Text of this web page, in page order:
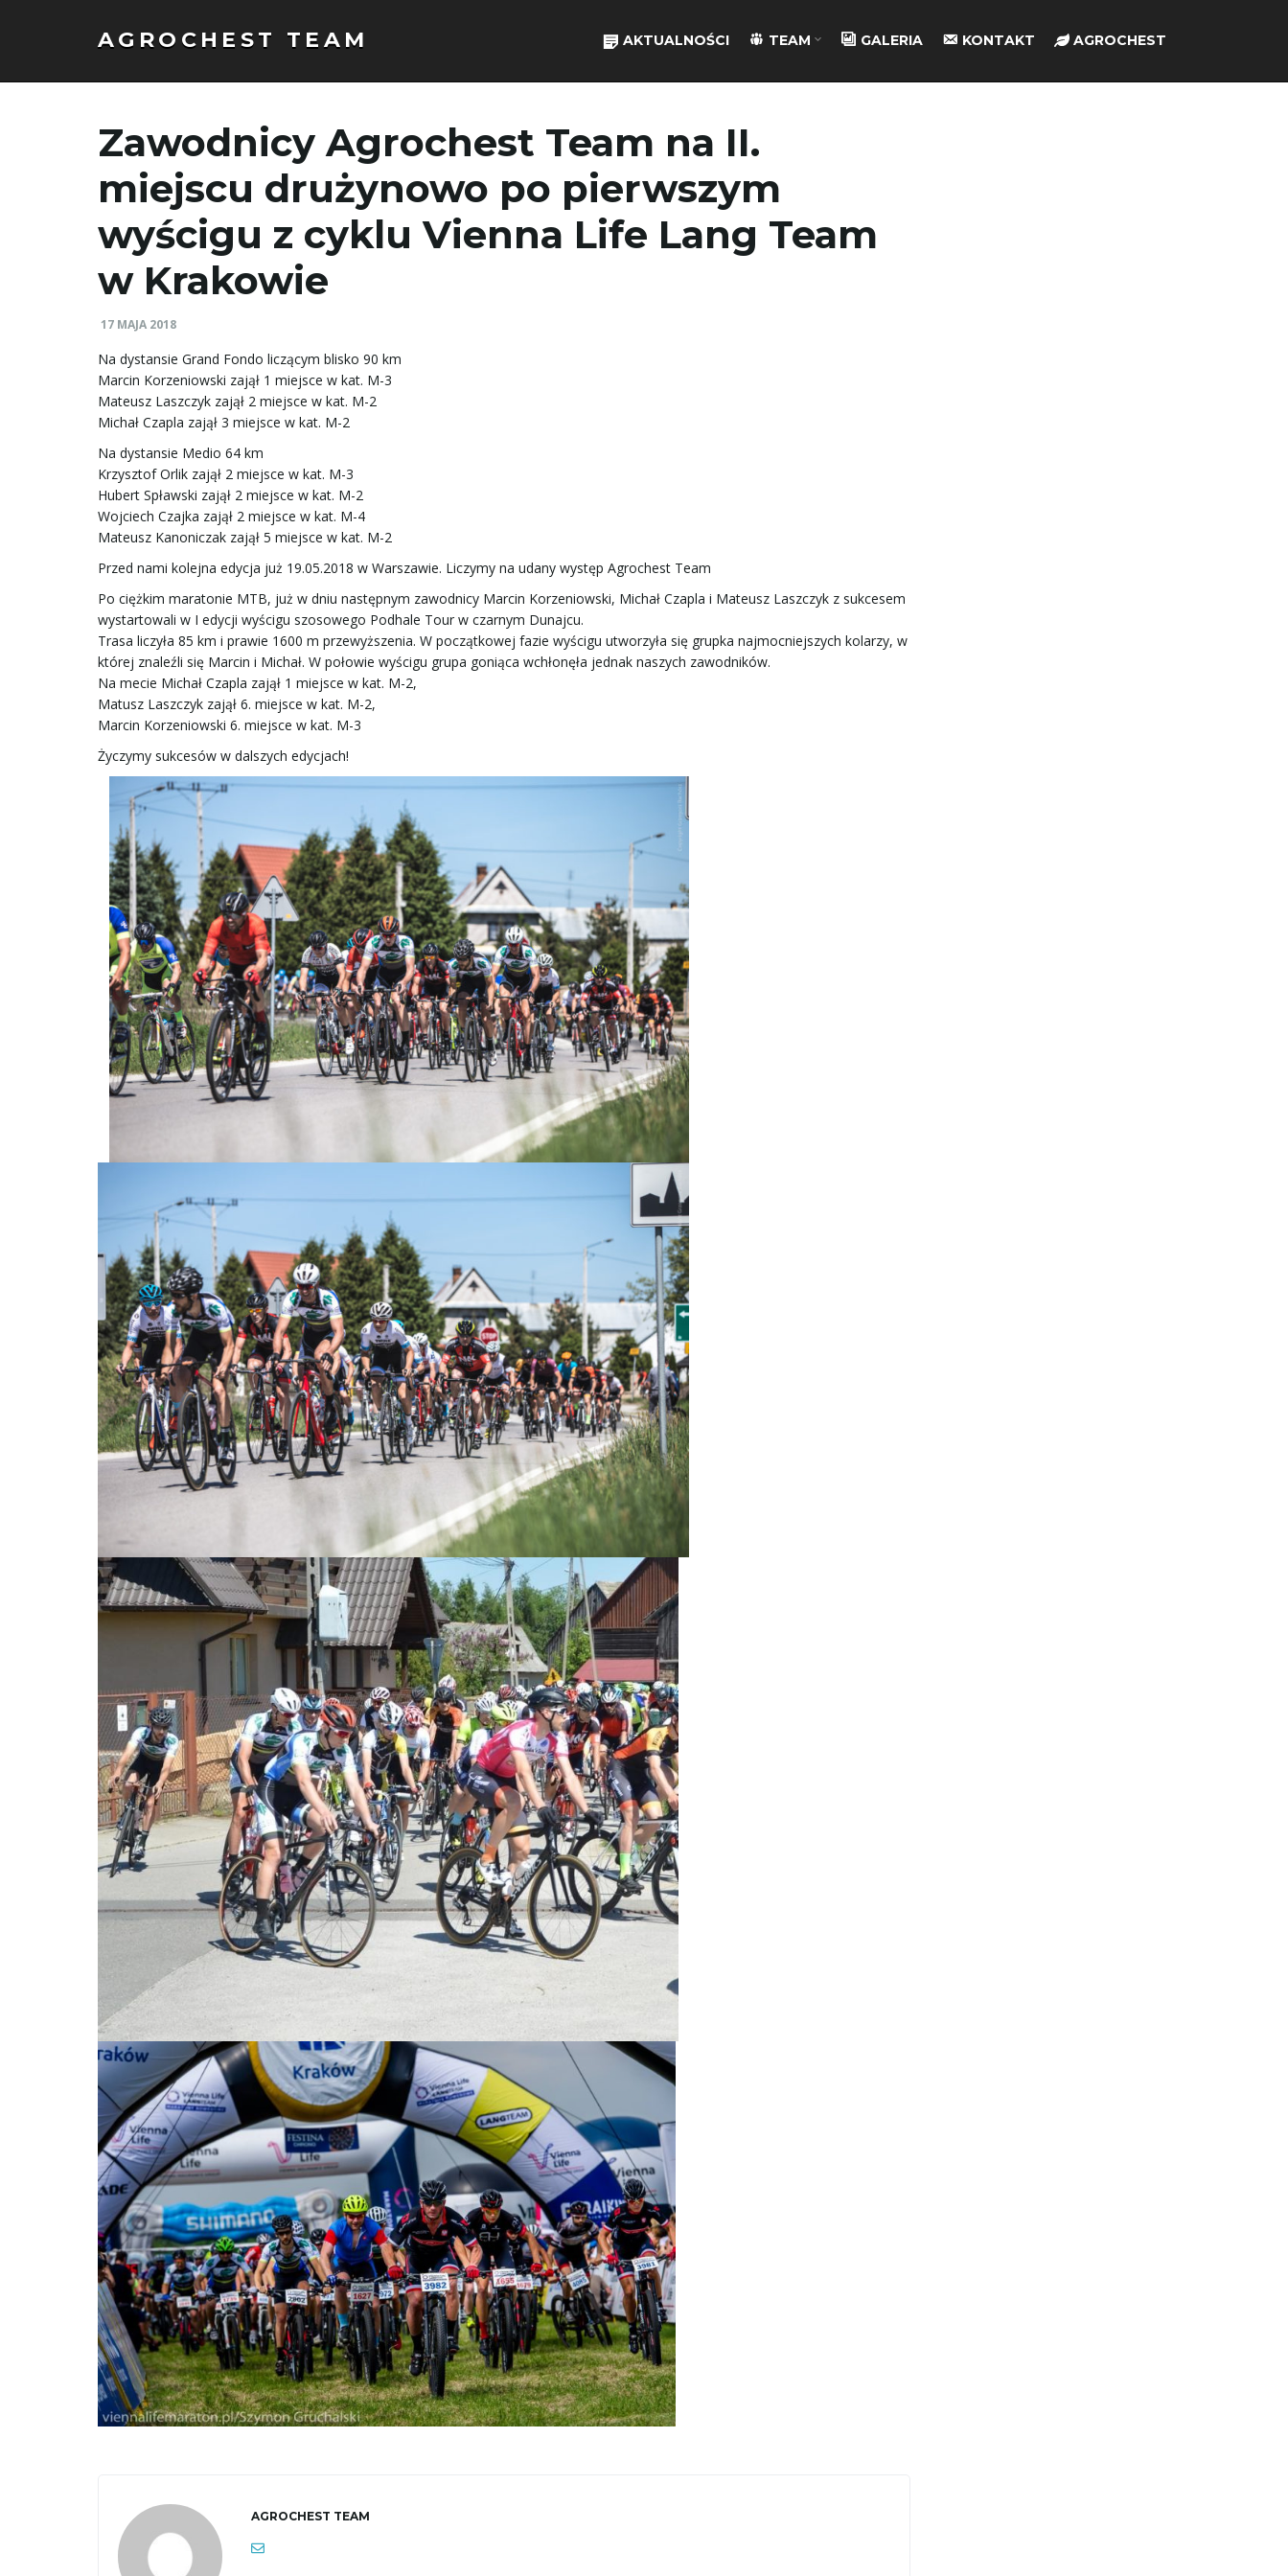
AGROCHEST TEAM AKTUALNOŚCI TEAM GALERIA KONTAKT AGROCHEST
Zawodnicy Agrochest Team na II.
miejscu drużynowo po pierwszym
wyścigu z cyklu Vienna Life Lang Team
w Krakowie
17 MAJA 2018
Na dystansie Grand Fondo liczącym blisko 90 km
Marcin Korzeniowski zajął 1 miejsce w kat. M-3
Mateusz Laszczyk zajął 2 miejsce w kat. M-2
Michał Czapla zajął 3 miejsce w kat. M-2
Na dystansie Medio 64 km
Krzysztof Orlik zajął 2 miejsce w kat. M-3
Hubert Spławski zajął 2 miejsce w kat. M-2
Wojciech Czajka zajął 2 miejsce w kat. M-4
Mateusz Kanoniczak zajął 5 miejsce w kat. M-2
Przed nami kolejna edycja już 19.05.2018 w Warszawie. Liczymy na udany występ Agrochest Team
Po ciężkim maratonie MTB, już w dniu następnym zawodnicy Marcin Korzeniowski, Michał Czapla i Mateusz Laszczyk z sukcesem
wystartowali w I edycji wyścigu szosowego Podhale Tour w czarnym Dunajcu.
Trasa liczyła 85 km i prawie 1600 m przewyższenia. W początkowej fazie wyścigu utworzyła się grupka najmocniejszych kolarzy, w
której znaleźli się Marcin i Michał. W połowie wyścigu grupa goniąca wchłonęła jednak naszych zawodników.
Na mecie Michał Czapla zajął 1 miejsce w kat. M-2,
Matusz Laszczyk zajął 6. miejsce w kat. M-2,
Marcin Korzeniowski 6. miejsce w kat. M-3
Życzymy sukcesów w dalszych edycjach!
AGROCHEST TEAM